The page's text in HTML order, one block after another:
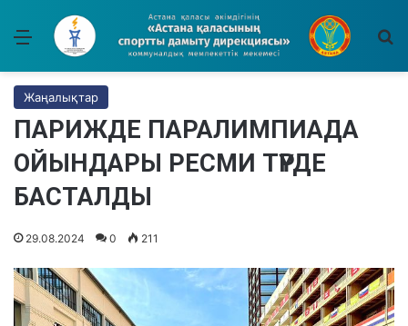
Мәзір
Жаңалықтар
ПАРИЖДЕ ПАРАЛИМПИАДА
ОЙЫНДАРЫ РЕСМИ ТҮРДЕ
БАСТАЛДЫ
29.08.2024 0 211